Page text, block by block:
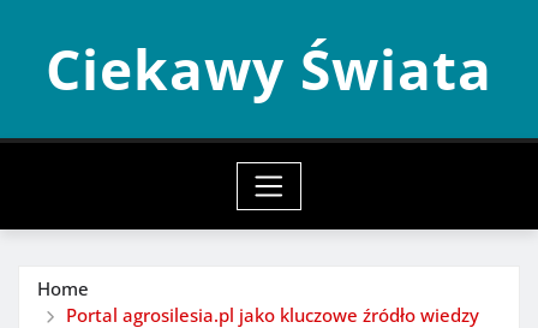
contentCiekawy Świata
Home
Portal agrosilesia.pl jako kluczowe źródło wiedzy